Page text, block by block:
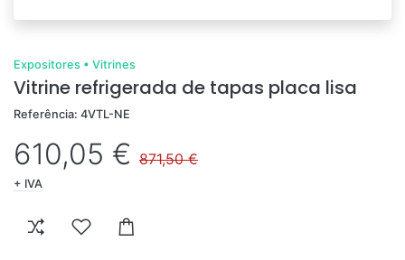
Expositores • Vitrines
Vitrine refrigerada de tapas placa lisa
Referência: 4VTL-NE
610,05 € 871,50 €
+ IVA